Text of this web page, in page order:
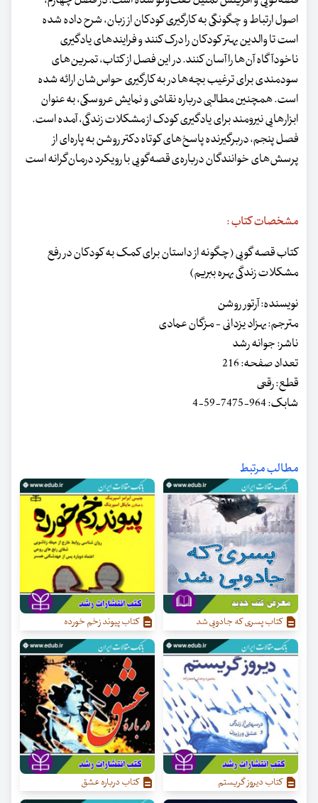
اصول ارتباط و چگونگی به کارگیری کودکان از زبان، شرح داده شده
است تا والدین بهتر کودکان را درک کنند و فرایندهای یادگیری
ناخودآگاه آن‌ها را آسان کنند. در این فصل از کتاب، تمرین‌های
سودمندی برای ترغیب بچه‌ها در به کارگیری حواس‌شان ارائه شده
است. همچنین مطالبی درباره نقاشی و نمایش عروسکی، به عنوان
ابزارهایی نیرومند برای یادگیری کودک از مشکلات زندگی، آمده است.
فصل پنجم، دربرگیرنده پاسخ‌های کوتاه دکتر روشن به پاره‌ای از
پرسش‌های خوانندگان درباره‌ی قصه‌گویی با رویکرد درمان‌گرانه است
مشخصات کتاب :
کتاب قصه گویی (چگونه از داستان برای کمک به کودکان در رفع
مشکلات زندگی بهره ببریم)
نویسنده: آرتور روشن
مترجم: بهزاد یزدانی - مزگان عمادی
ناشر: جوانه رشد
تعداد صفحه: 216
قطع: رقعی
شابک: 964-7475-59-4
مطالب مرتبط
کتاب پسری که جادویی شد کتاب پیوند زخم خورده
کتاب دیروز گریستم کتاب درباره عشق